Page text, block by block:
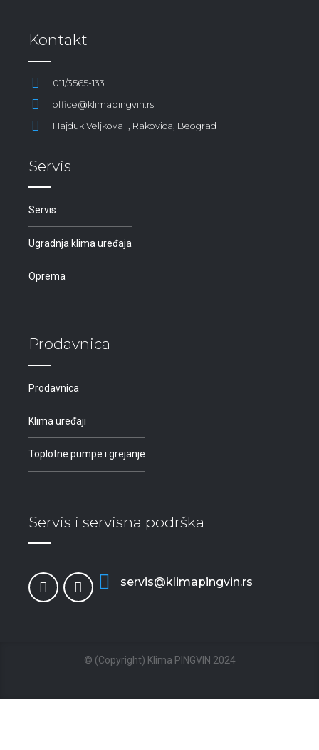
Kontakt
011/3565-133
office@klimapingvin.rs
Hajduk Veljkova 1, Rakovica, Beograd
Servis
Servis
Ugradnja klima uređaja
Oprema
Prodavnica
Prodavnica
Klima uređaji
Toplotne pumpe i grejanje
Servis i servisna podrška
servis@klimapingvin.rs
© (Copyright) Klima PINGVIN 2024